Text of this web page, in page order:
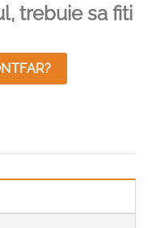
trebuie sa fiti